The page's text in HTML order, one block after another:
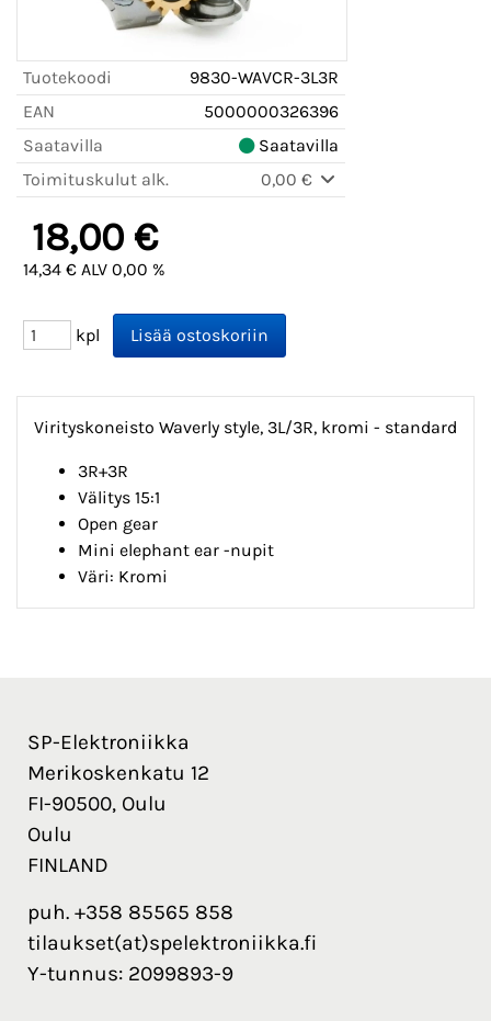
Tuotekoodi
9830-WAVCR-3L3R
EAN
5000000326396
Saatavilla
Saatavilla
Toimituskulut alk.
0,00 €
18,00 €
14,34 € ALV 0,00 %
kpl
Virityskoneisto Waverly style, 3L/3R, kromi - standard
3R+3R
Välitys 15:1
Open gear
Mini elephant ear -nupit
Väri: Kromi
SP-Elektroniikka
Merikoskenkatu 12
FI-90500, Oulu
Oulu
FINLAND
puh. +358 85565 858
tilaukset(at)spelektroniikka.fi
Y-tunnus: 2099893-9